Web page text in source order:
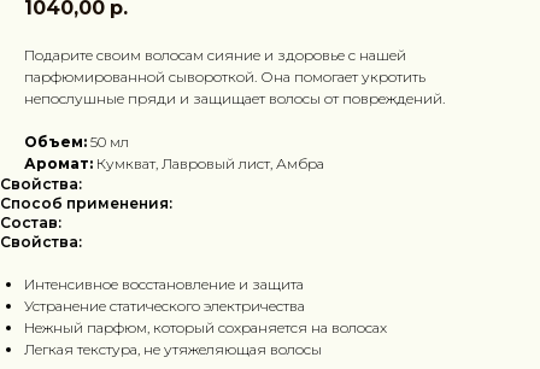
1040,00 р.
Подарите своим волосам сияние и здоровье с нашей
парфюмированной сывороткой. Она помогает укротить
непослушные пряди и защищает волосы от повреждений.
Объем: 50 мл
Аромат: Кумкват, Лавровый лист, Амбра
Свойства:
Способ применения:
Состав:
Свойства:
Интенсивное восстановление и защита
Устранение статического электричества
Нежный парфюм, который сохраняется на волосах
Легкая текстура, не утяжеляющая волосы